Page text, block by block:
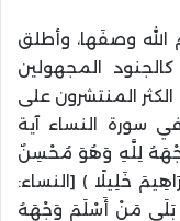
الله وصفَها، وأطلق
المجهولين
الكثر المنتشرون على
سورة النساء آية
وَجْهَهُ لِلَّهِ وَهُوَ مُحْسِنٌ
خَلِيلًا ﴾ [النساء:
أيضًا في البقرة آية (112): ﴿ بَلَى مَنْ أَسْلَمَ وَجْهَهُ